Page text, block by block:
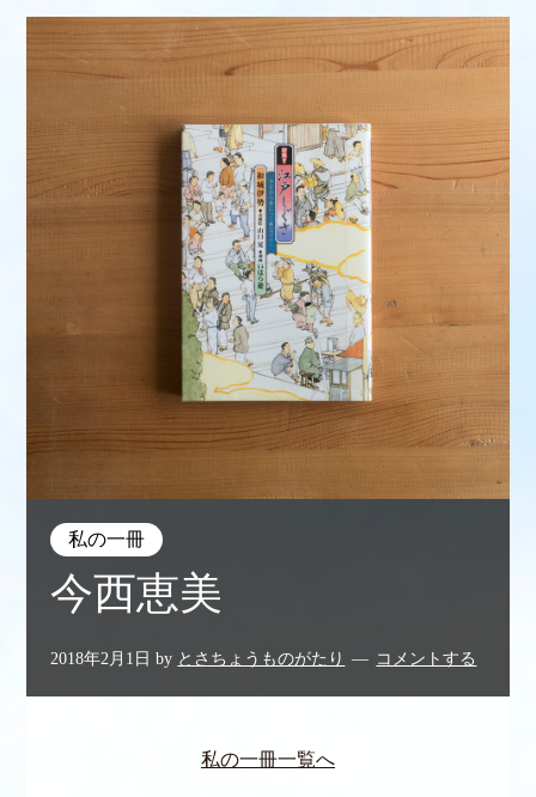
私の一冊
今西恵美
2018年2月1日 by とさちょうものがたり コメントする
私の一冊一覧へ